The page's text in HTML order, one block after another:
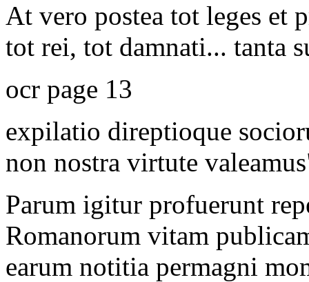
At vero postea tot leges et
tot rei, tot damnati... tanta
ocr page 13
expilatio direptioque
non nostra virtute
Parum igitur profuerunt
Romanorum vitam
earum notitia permagni